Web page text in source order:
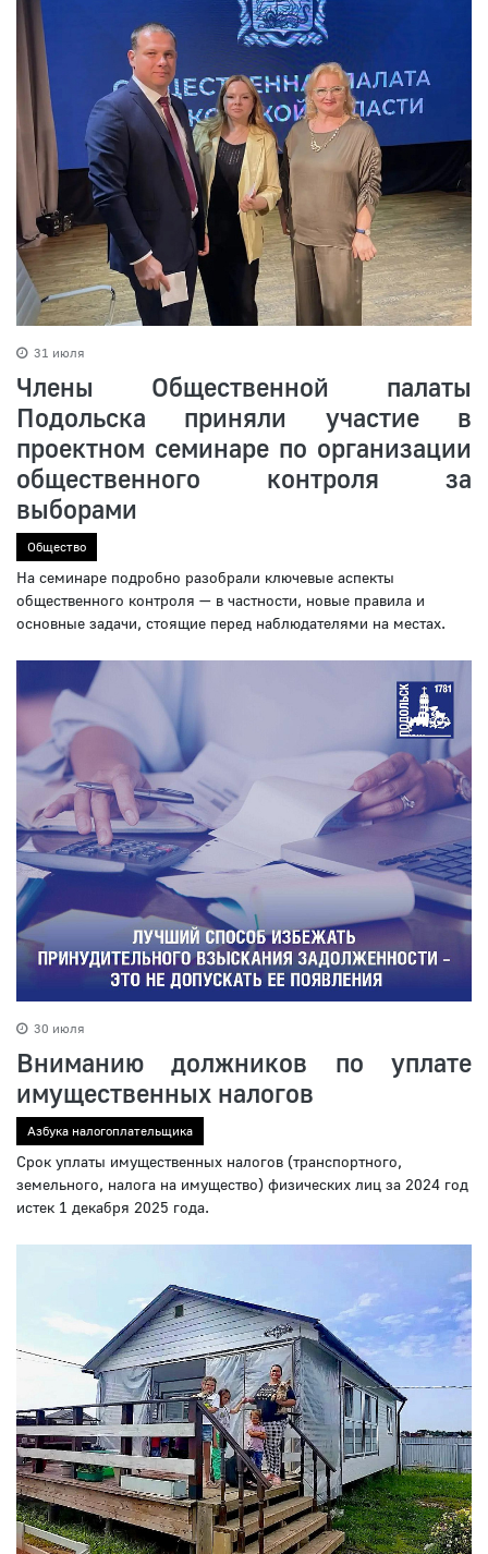
31 июля
Члены Общественной палаты
Подольска приняли участие в
проектном семинаре по организации
общественного контроля за
выборами
Общество
На семинаре подробно разобрали ключевые аспекты
общественного контроля — в частности, новые правила и
основные задачи, стоящие перед наблюдателями на местах.
30 июля
Вниманию должников по уплате
имущественных налогов
Азбука налогоплательщика
Срок уплаты имущественных налогов (транспортного,
земельного, налога на имущество) физических лиц за 2024 год
истек 1 декабря 2025 года.